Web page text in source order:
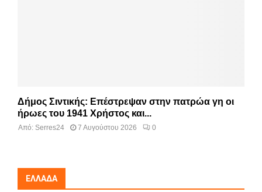
Δήμος Σιντικής: Επέστρεψαν στην πατρώα γη οι
ήρωες του 1941 Χρήστος και...
Από: Serres24 7 Αυγούστου 2026 0
ΕΛΛΆΔΑ